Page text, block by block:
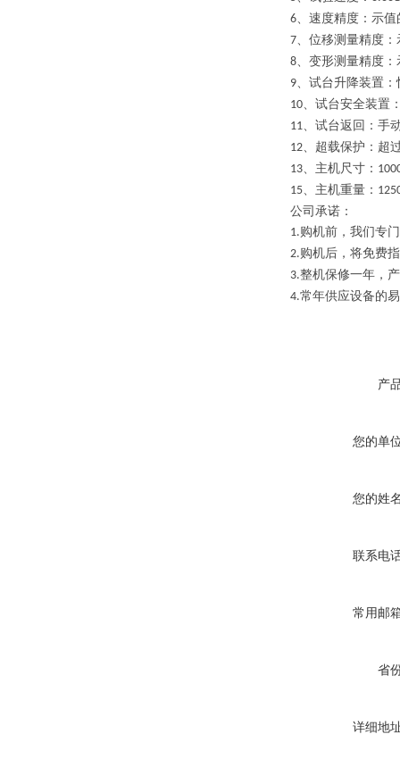
6、速度精度：示值
7、位移测量精度：
8、变形测量精度：
9、试台升降装置：
10、试台安全装置
11、试台返回：手
12、超载保护：超
13、主机尺寸：
15、主机重量：
公司承诺：
1.购机前，我们专
2.购机后，将免费
3.整机保修一年，
4.常年供应设备的
产
您的单
您的姓
联系电
常用邮
省
详细地